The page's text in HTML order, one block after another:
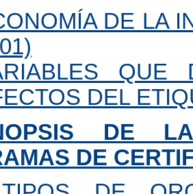
DE LA
QUE
DEL
DE
DE